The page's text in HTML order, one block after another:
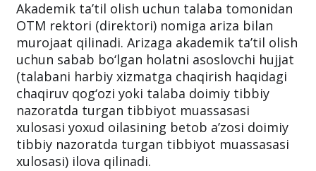
Akademik ta’til olish uchun talaba tomonidan
OTM rektori (direktori) nomiga ariza bilan
murojaat qilinadi. Arizaga akademik ta’til olish
uchun sabab bo‘lgan holatni asoslovchi hujjat
(talabani harbiy xizmatga chaqirish haqidagi
chaqiruv qog‘ozi yoki talaba doimiy tibbiy
nazoratda turgan tibbiyot muassasasi
xulosasi yoxud oilasining betob a’zosi doimiy
tibbiy nazoratda turgan tibbiyot muassasasi
xulosasi) ilova qilinadi.